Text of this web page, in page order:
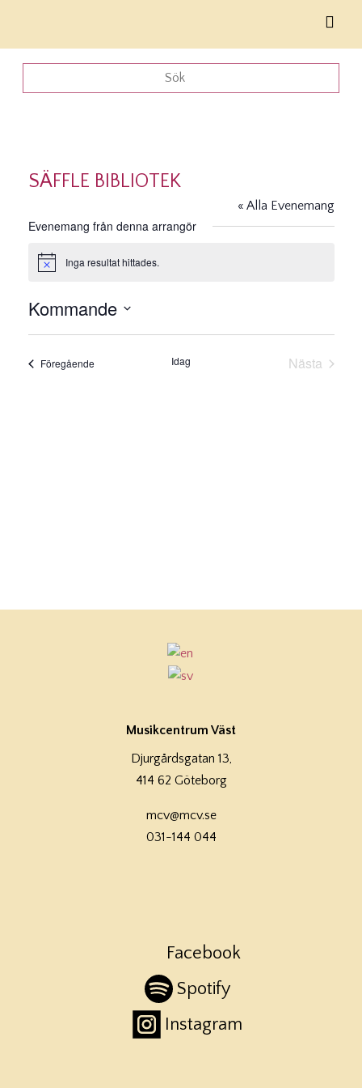
SÄFFLE BIBLIOTEK
« Alla Evenemang
Evenemang från denna arrangör
Notis Inga resultat hittades.
Kommande
Välj
FöregåendeEvenemang Idag
Nästa
Musikcentrum Väst
Djurgårdsgatan 13,
414 62 Göteborg
mcv@mcv.se
031-144 044
Facebook
Spotify
Instagram